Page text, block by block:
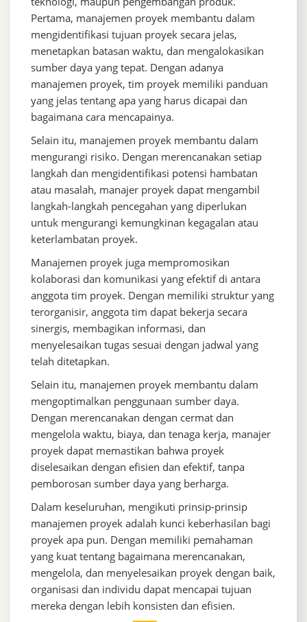
Pertama, manajemen proyek membantu dalam
mengidentifikasi tujuan proyek secara jelas,
menetapkan batasan waktu, dan mengalokasikan
sumber daya yang tepat. Dengan adanya
manajemen proyek, tim proyek memiliki panduan
yang jelas tentang apa yang harus dicapai dan
bagaimana cara mencapainya.
Selain itu, manajemen proyek membantu dalam
mengurangi risiko. Dengan merencanakan setiap
langkah dan mengidentifikasi potensi hambatan
atau masalah, manajer proyek dapat mengambil
langkah-langkah pencegahan yang diperlukan
untuk mengurangi kemungkinan kegagalan atau
keterlambatan proyek.
Manajemen proyek juga mempromosikan
kolaborasi dan komunikasi yang efektif di antara
anggota tim proyek. Dengan memiliki struktur yang
terorganisir, anggota tim dapat bekerja secara
sinergis, membagikan informasi, dan
menyelesaikan tugas sesuai dengan jadwal yang
telah ditetapkan.
Selain itu, manajemen proyek membantu dalam
mengoptimalkan penggunaan sumber daya.
Dengan merencanakan dengan cermat dan
mengelola waktu, biaya, dan tenaga kerja, manajer
proyek dapat memastikan bahwa proyek
diselesaikan dengan efisien dan efektif, tanpa
pemborosan sumber daya yang berharga.
Dalam keseluruhan, mengikuti prinsip-prinsip
manajemen proyek adalah kunci keberhasilan bagi
proyek apa pun. Dengan memiliki pemahaman
yang kuat tentang bagaimana merencanakan,
mengelola, dan menyelesaikan proyek dengan baik,
organisasi dan individu dapat mencapai tujuan
mereka dengan lebih konsisten dan efisien.